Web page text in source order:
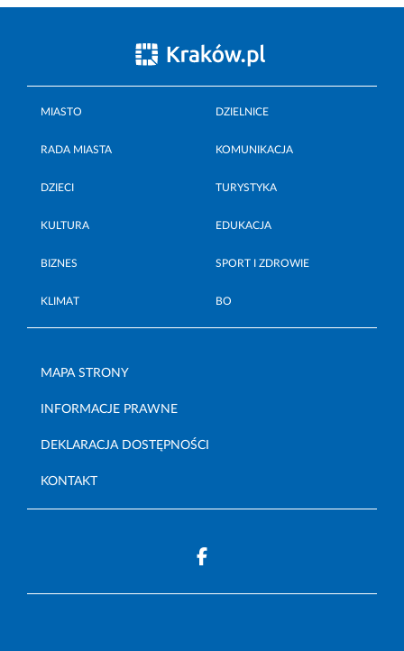
MIASTO DZIELNICE
RADA MIASTA KOMUNIKACJA
DZIECI TURYSTYKA
KULTURA EDUKACJA
BIZNES SPORT I ZDROWIE
KLIMAT BO
MAPA STRONY
INFORMACJE PRAWNE
DEKLARACJA DOSTĘPNOŚCI
KONTAKT